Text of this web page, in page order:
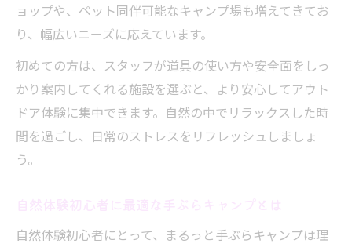
ョップや、ペット同伴可能なキャンプ場も増えてきてお
り、幅広いニーズに応えています。
初めての方は、スタッフが道具の使い方や安全面をしっ
かり案内してくれる施設を選ぶと、より安心してアウト
ドア体験に集中できます。自然の中でリラックスした時
間を過ごし、日常のストレスをリフレッシュしましょ
う。
自然体験初心者にとって、まるっと手ぶらキャンプは理